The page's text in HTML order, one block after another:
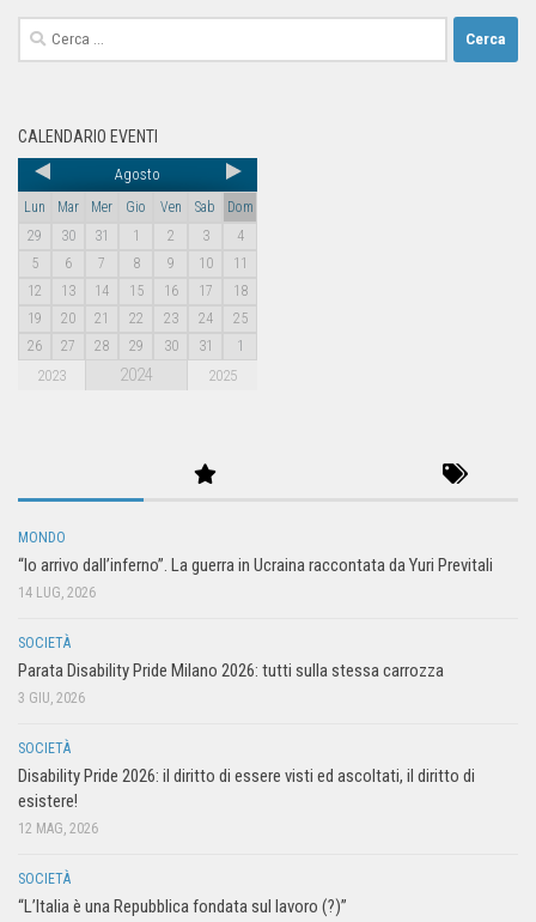
CALENDARIO EVENTI
Agosto
Lun Mar Mer Gio Ven Sab
Dom
29
30 31 1 2 3
4
5
6 7 8 9 10
11
12
13 14 15 16 17
18
19
20 21 22 23 24
25
26
27 28 29 30 31 1
2023 2024 2025
MONDO
“Io arrivo dall’inferno”. La guerra in Ucraina raccontata da Yuri Previtali
14 LUG, 2026
SOCIETÀ
Parata Disability Pride Milano 2026: tutti sulla stessa carrozza
3 GIU, 2026
SOCIETÀ
Disability Pride 2026: il diritto di essere visti ed ascoltati, il diritto di
esistere!
12 MAG, 2026
SOCIETÀ
“L’Italia è una Repubblica fondata sul lavoro (?)”